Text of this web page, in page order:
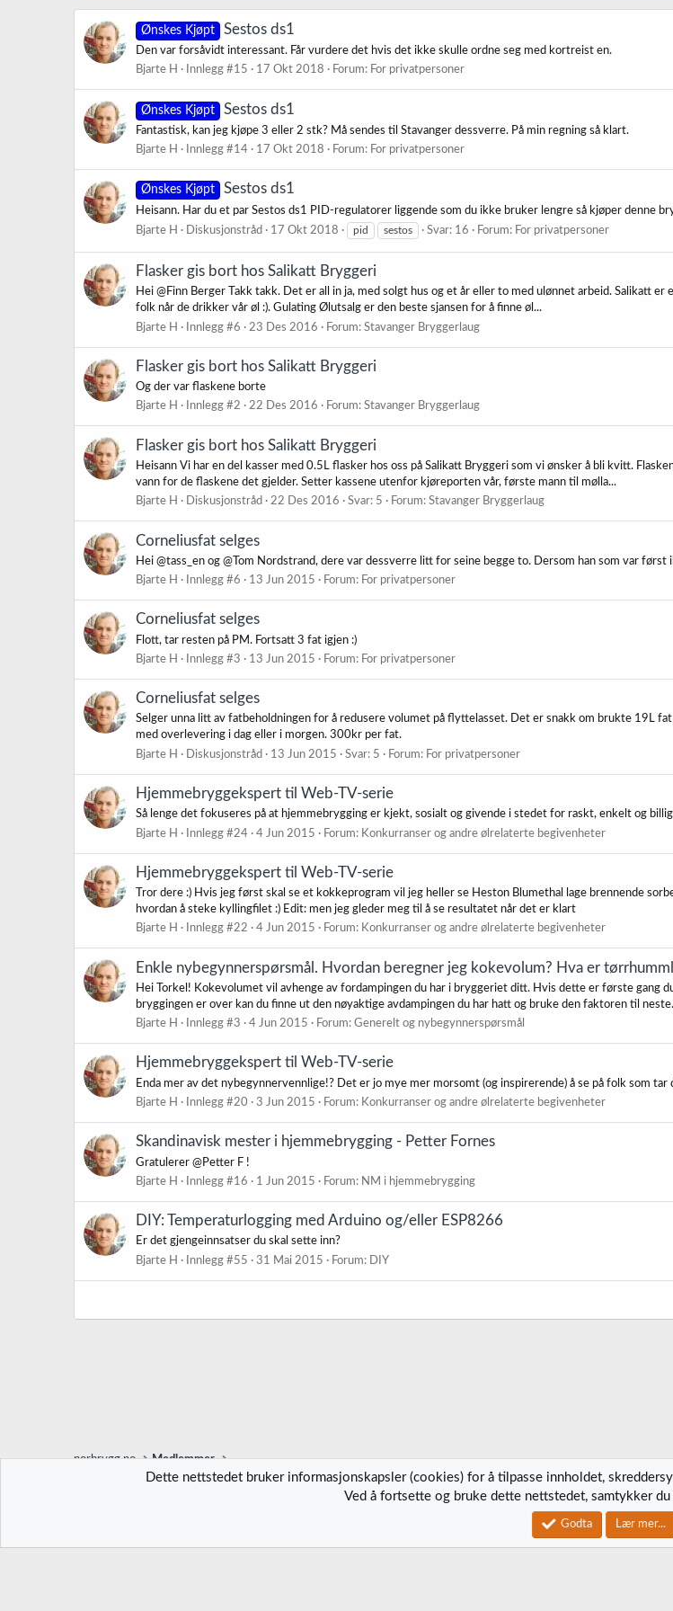
Ønskes Kjøpt Sestos ds1
Den var forsåvidt interessant. Får vurdere det hvis det ikke skulle ordne seg med kortreist en.
Bjarte H
Innlegg #15 17 Okt 2018 Forum: For privatpersoner
Ønskes Kjøpt Sestos ds1
Fantastisk, kan jeg kjøpe 3 eller 2 stk? Må sendes til Stavanger dessverre. På min regning så klart.
Bjarte H
Innlegg #14 17 Okt 2018 Forum: For privatpersoner
Ønskes Kjøpt Sestos ds1
Heisann. Har du et par Sestos ds1 PID-regulatorer liggende som du ikke bruker lengre så kjøper denne
Bjarte H
Diskusjonstråd 17 Okt 2018 pid sestos Svar: 16 Forum: For privatpersoner
Flasker gis bort hos Salikatt Bryggeri
Hei @Finn Berger Takk takk. Det er all in ja, med solgt hus og et år eller to med ulønnet arbeid. Salikatt
folk når de drikker vår øl :). Gulating Ølutsalg er den beste sjansen for å finne øl...
Bjarte H
Innlegg #6 23 Des 2016 Forum: Stavanger Bryggerlaug
Flasker gis bort hos Salikatt Bryggeri
Og der var flaskene borte
Bjarte H
Innlegg #2 22 Des 2016 Forum: Stavanger Bryggerlaug
Flasker gis bort hos Salikatt Bryggeri
Heisann Vi har en del kasser med 0.5L flasker hos oss på Salikatt Bryggeri som vi ønsker å bli kvitt.
vann for de flaskene det gjelder. Setter kassene utenfor kjøreporten vår, første mann til mølla...
Bjarte H
Diskusjonstråd 22 Des 2016 Svar: 5 Forum: Stavanger Bryggerlaug
Corneliusfat selges
Hei @tass_en og @Tom Nordstrand, dere var dessverre litt for seine begge to. Dersom han som var
Bjarte H
Innlegg #6 13 Jun 2015 Forum: For privatpersoner
Corneliusfat selges
Flott, tar resten på PM. Fortsatt 3 fat igjen :)
Bjarte H
Innlegg #3 13 Jun 2015 Forum: For privatpersoner
Corneliusfat selges
Selger unna litt av fatbeholdningen for å redusere volumet på flyttelasset. Det er snakk om brukte 19L
med overlevering i dag eller i morgen. 300kr per fat.
Bjarte H
Diskusjonstråd 13 Jun 2015 Svar: 5 Forum: For privatpersoner
Hjemmebryggekspert til Web-TV-serie
Så lenge det fokuseres på at hjemmebrygging er kjekt, sosialt og givende i stedet for raskt, enkelt og
Bjarte H
Innlegg #24 4 Jun 2015 Forum: Konkurranser og andre ølrelaterte begivenheter
Hjemmebryggekspert til Web-TV-serie
Tror dere :) Hvis jeg først skal se et kokkeprogram vil jeg heller se Heston Blumethal lage brennende
hvordan å steke kyllingfilet :) Edit: men jeg gleder meg til å se resultatet når det er klart
Bjarte H
Innlegg #22 4 Jun 2015 Forum: Konkurranser og andre ølrelaterte begivenheter
Enkle nybegynnerspørsmål. Hvordan beregner jeg kokevolum? Hva er
Hei Torkel! Kokevolumet vil avhenge av fordampingen du har i bryggeriet ditt. Hvis dette er første gang
bryggingen er over kan du finne ut den nøyaktige avdampingen du har hatt og bruke den faktoren til
Bjarte H
Innlegg #3 4 Jun 2015 Forum: Generelt og nybegynnerspørsmål
Hjemmebryggekspert til Web-TV-serie
Enda mer av det nybegynnervennlige!? Det er jo mye mer morsomt (og inspirerende) å se på folk som tar
Bjarte H
Innlegg #20 3 Jun 2015 Forum: Konkurranser og andre ølrelaterte begivenheter
Skandinavisk mester i hjemmebrygging - Petter Fornes
Gratulerer @Petter F !
Bjarte H
Innlegg #16 1 Jun 2015 Forum: NM i hjemmebrygging
DIY: Temperaturlogging med Arduino og/eller ESP8266
Er det gjengeinnsatser du skal sette inn?
Bjarte H
Innlegg #55 31 Mai 2015 Forum: DIY
norbrygg.no Medlemmer
Community platform by XenForo ®
Dette nettstedet bruker informasjonskapsler (cookies) for å tilpasse innholdet,
Ved å fortsette og bruke dette nettstedet, samtykker
Godta Lær mer...